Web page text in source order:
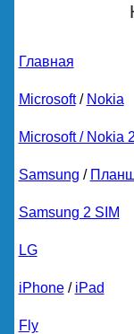
Главная
Microsoft/ Nokia
Microsoft / Nokia
Samsung /
Samsung 2 SIM
LG
iPhone/ iPad
Fly